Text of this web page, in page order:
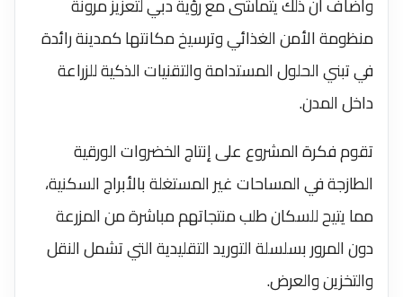
وأضاف أن ذلك يتماشى مع رؤية دبي لتعزيز مرونة
منظومة الأمن الغذائي وترسيخ مكانتها كمدينة رائدة
في تبني الحلول المستدامة والتقنيات الذكية للزراعة
داخل المدن.
تقوم فكرة المشروع على إنتاج الخضروات الورقية
الطازجة في المساحات غير المستغلة بالأبراج السكنية،
مما يتيح للسكان طلب منتجاتهم مباشرة من المزرعة
دون المرور بسلسلة التوريد التقليدية التي تشمل النقل
والتخزين والعرض.